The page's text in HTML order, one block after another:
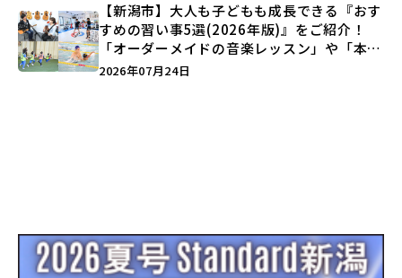
【新潟市】大人も子どもも成長できる『おす
すめの習い事5選(2026年版)』をご紹介！
「オーダーメイドの音楽レッスン」や「本格
キックボクシング」で新しい自分を見つけよ
2026年07月24日